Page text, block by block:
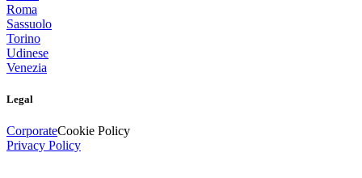
Roma
Sassuolo
Torino
Udinese
Venezia
Legal
CorporateCookie Policy
Privacy Policy